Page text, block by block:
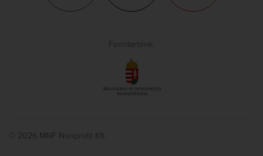
Fenntartónk:
© 2026 MNF Nonprofit Kft.